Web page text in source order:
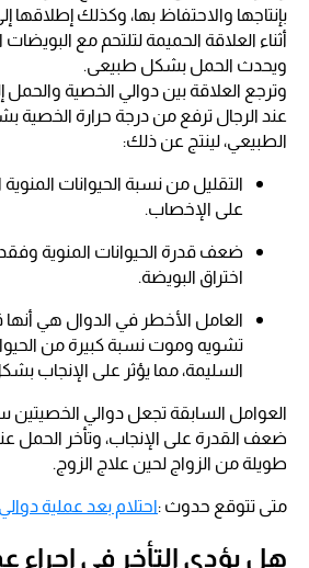
بإنتاجها والاحتفاظ بها، وكذلك إطلاقها
أثناء العلاقة الحميمة لتلتحم مع
ويحدث الحمل بشكل طبيعى.
وترجع العلاقة بين دوالي الخصية والحمل
عند الرجال ترفع من درجة حرارة
الطبيعي، لينتج عن ذلك:
التقليل من نسبة الحيوانات المنوية
على الإخصاب.
ضعف قدرة الحيوانات المنوية
اختراق البويضة.
العامل الأخطر في الدوال هي
تشويه وموت نسبة كبيرة من
السليمة، مما يؤثر على الإنجاب
العوامل السابقة تجعل دوالي الخصيتين
ضعف القدرة على الإنجاب، وتأخر الحمل
طويلة من الزواج لحين علاج الزوج.
متى تتوقع حدوث :احتلام بعد عملية
هل يؤدي التأخر في إجراء